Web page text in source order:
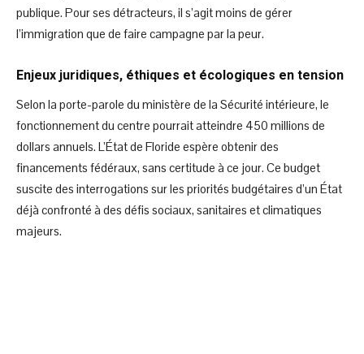
publique. Pour ses détracteurs, il s’agit moins de gérer
l’immigration que de faire campagne par la peur.
Enjeux juridiques, éthiques et écologiques en tension
Selon la porte-parole du ministère de la Sécurité intérieure, le
fonctionnement du centre pourrait atteindre 450 millions de
dollars annuels. L’État de Floride espère obtenir des
financements fédéraux, sans certitude à ce jour. Ce budget
suscite des interrogations sur les priorités budgétaires d’un État
déjà confronté à des défis sociaux, sanitaires et climatiques
majeurs.